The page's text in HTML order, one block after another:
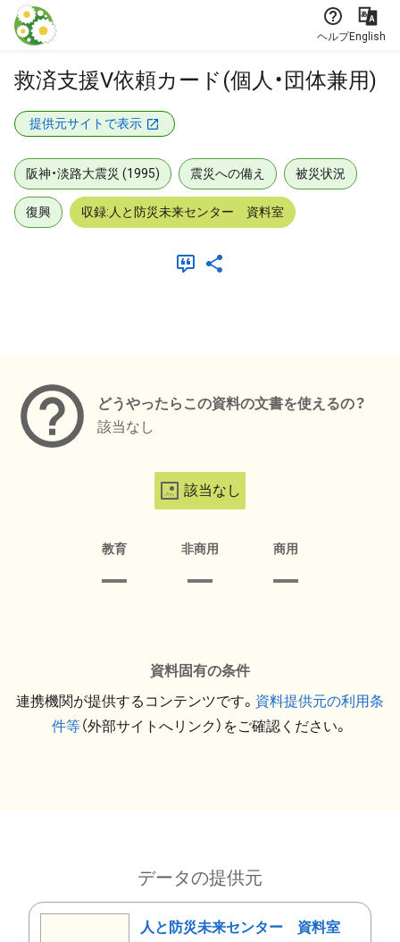
本文に飛ぶ
ヘルプEnglish
救済支援V依頼カード(個人・団体兼用)
提供元サイトで表示
阪神・淡路大震災 (1995) 震災への備え 被災状況
復興 収録:人と防災未来センター 資料室
どうやったらこの資料の文書を使えるの？
該当なし
該当なし
教育 非商用 商用
資料固有の条件
連携機関が提供するコンテンツです。 資料提供元の利用条
件等（外部サイトへリンク）をご確認ください。
データの提供元
人と防災未来センター 資料室